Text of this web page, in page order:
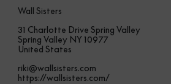
Wall Sisters
31 Charlotte Drive Spring Valley
Spring Valley NY 10977
United States
riki@wallsisters.com
https://wallsisters.com/